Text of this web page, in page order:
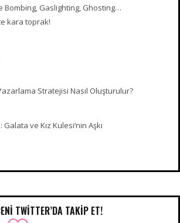
Bombing, Gaslighting, Ghosting…
kara toprak!
Stratejisi Nasıl Oluşturulur?
Galata ve Kız Kulesi’nin Aşkı
TWITTER’DA TAKIP ET!